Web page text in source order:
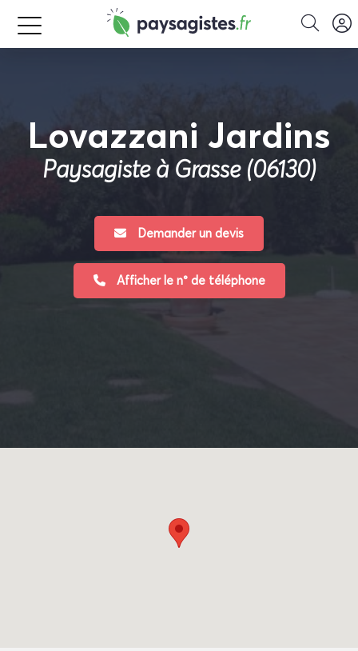
Lovazzani Jardins
Paysagiste à Grasse (06130)
Demander un devis
Afficher le n° de téléphone